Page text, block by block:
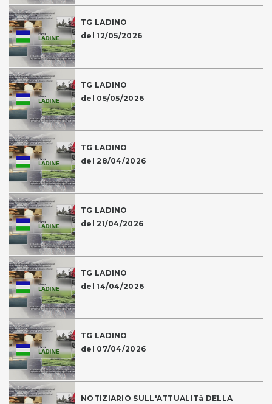
TG LADINO
del 12/05/2026
TG LADINO
del 05/05/2026
TG LADINO
del 28/04/2026
TG LADINO
del 21/04/2026
TG LADINO
del 14/04/2026
TG LADINO
del 07/04/2026
NOTIZIARIO SULL'ATTUALITà DELLA